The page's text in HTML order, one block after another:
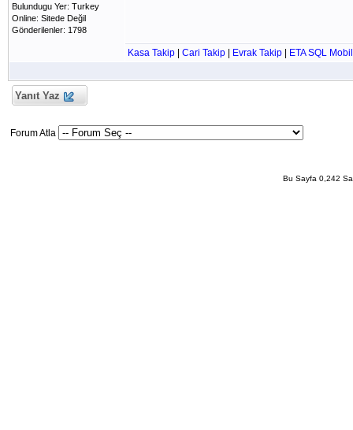
Bulundugu Yer: Turkey
Online: Sitede Değil
Gönderilenler: 1798
Kasa Takip Cari Takip Evrak Takip ETA SQL Mobil
Yanıt Yaz
Forum Atla
Bu Sayfa 0,242